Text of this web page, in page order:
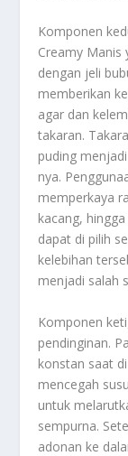
Komponen
Creamy Manis
dengan jeli
memberikan
agar dan
takaran.
puding
nya.
memperkaya
kacang,
dapat di pilih
kelebihan
menjadi salah
Komponen
pendinginan.
konstan saat
mencegah
untuk
sempurna.
adonan ke